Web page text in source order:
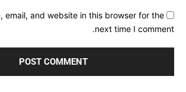
email, and website in this browser for the
next time I comment.